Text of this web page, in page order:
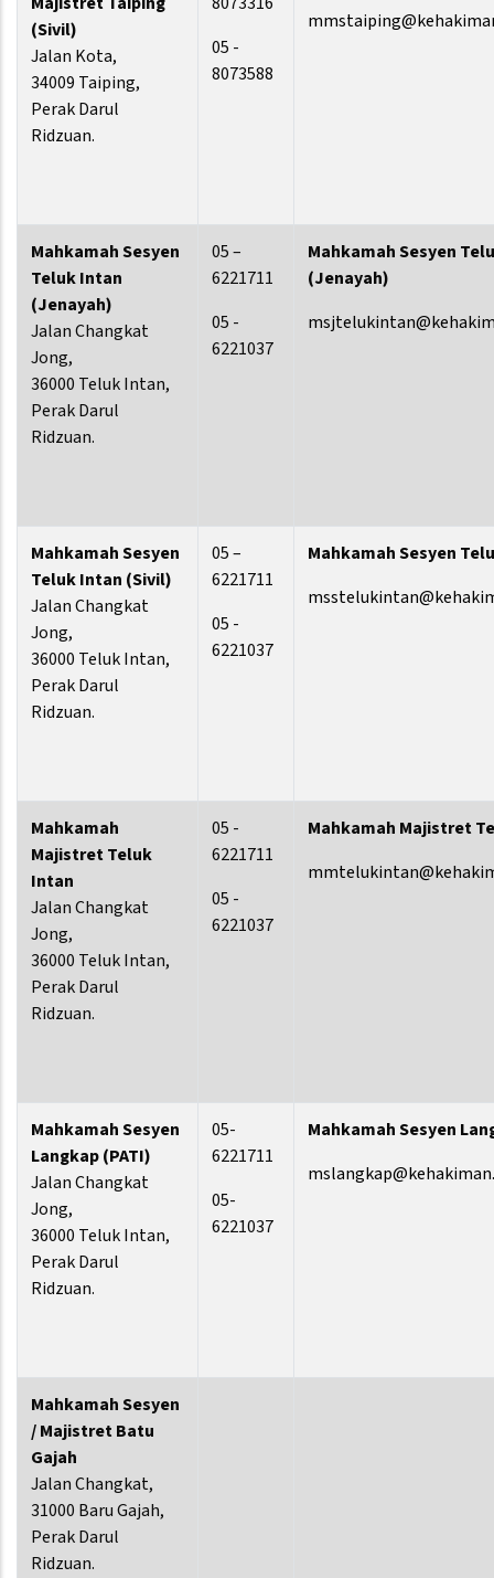
(Sivil)
Jalan Kota,
34009 Taiping,
Perak Darul
Ridzuan.
05 -
8073588
Mahkamah Sesyen
Teluk Intan
(Jenayah)
Jalan Changkat
Jong,
36000 Teluk Intan,
Perak Darul
Ridzuan.
05 –
6221711
05 -
6221037
Mahkamah Sesyen
(Jenayah)
Mahkamah Sesyen
Teluk Intan (Sivil)
Jalan Changkat
Jong,
36000 Teluk Intan,
Perak Darul
Ridzuan.
05 –
6221711
05 -
6221037
Mahkamah Sesyen
Mahkamah
Majistret Teluk
Intan
Jalan Changkat
Jong,
36000 Teluk Intan,
Perak Darul
Ridzuan.
05 -
6221711
05 -
6221037
Mahkamah Majistret
Mahkamah Sesyen
Langkap (PATI)
Jalan Changkat
Jong,
36000 Teluk Intan,
Perak Darul
Ridzuan.
05-
6221711
05-
6221037
Mahkamah Sesyen
Mahkamah Sesyen
/ Majistret Batu
Gajah
Jalan Changkat,
31000 Baru Gajah,
Perak Darul
Ridzuan.